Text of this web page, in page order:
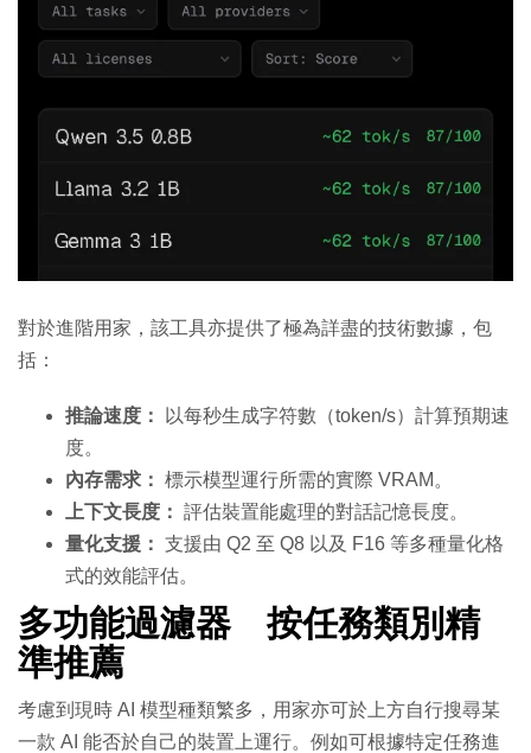
對於進階用家，該工具亦提供了極為詳盡的技術數據，包
括：
推論速度：
以每秒生成字符數（token/s）計算預期速
度。
內存需求： 標示模型運行所需的實際 VRAM。
上下文長度： 評估裝置能處理的對話記憶長度。
量化支援： 支援由 Q2 至 Q8 以及 F16 等多種量化格
式的效能評估。
多功能過濾器 按任務類別精
準推薦
考慮到現時 AI 模型種類繁多，用家亦可於上方自行搜尋某
一款 AI 能否於自己的裝置上運行。例如可根據特定任務進